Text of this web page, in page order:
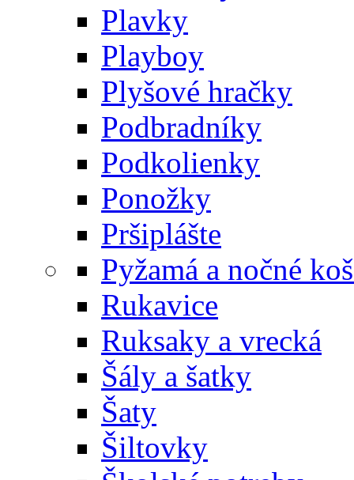
Plavky
Playboy
Plyšové hračky
Podbradníky
Podkolienky
Ponožky
Pršiplášte
Pyžamá a nočné
Rukavice
Ruksaky a vrecká
Šály a šatky
Šaty
Šiltovky